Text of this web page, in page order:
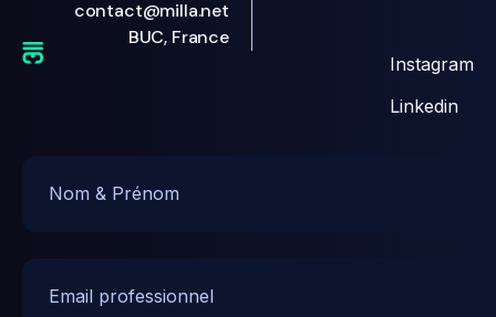
contact@milla.net
BUC, France
Instagram
Linkedin